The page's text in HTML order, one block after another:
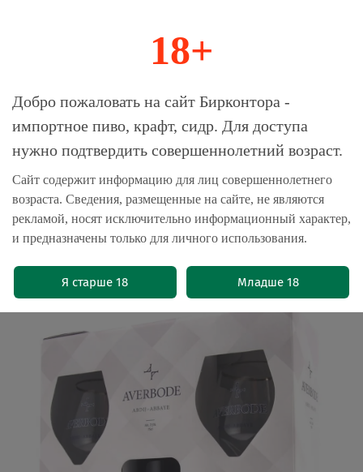
Магазин-Склад импортного пива, крафта и
Главная Пивные подарочные наборы
Пивной Подарочный Набор Хейге
Авербод / Huyghe Averbode -
1*0.75+2 Бокала
(0)
18+
Добро пожаловать на сайт Бирконтора -
импортное пиво, крафт, сидр. Для доступа
нужно подтвердить совершеннолетний возраст.
Сайт содержит информацию для лиц совершеннолетнего
возраста. Сведения, размещенные на сайте, не являются
рекламой, носят исключительно информационный характер,
и предназначены только для личного использования.
Я старше 18 Младше 18